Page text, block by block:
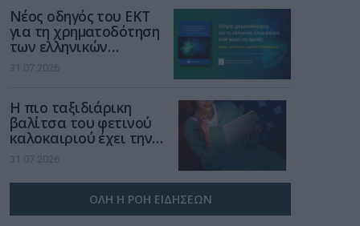
Νέος οδηγός του ΕΚΤ
για τη χρηματοδότηση
των ελληνικών
επιχειρήσεων στον
χώρο της άμυνας
31.07.2026
Η πιο ταξιδιάρικη
βαλίτσα του φετινού
καλοκαιριού έχει την
υπογραφή της Xiaomi
31.07.2026
ΟΛΗ Η ΡΟΗ ΕΙΔΗΣΕΩΝ